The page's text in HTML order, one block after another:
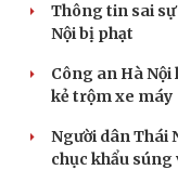
Thông tin sai
Nội bị phạt
Công an Hà
kẻ trộm xe máy
Người dân Thái
chục khẩu súng